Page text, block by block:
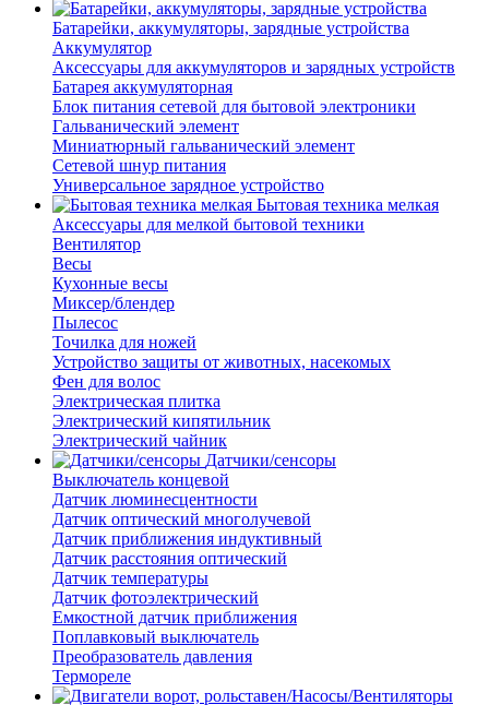
Батарейки, аккумуляторы, зарядные устройства
Аккумулятор
Аксессуары для аккумуляторов и зарядных устройств
Батарея аккумуляторная
Блок питания сетевой для бытовой электроники
Гальванический элемент
Миниатюрный гальванический элемент
Сетевой шнур питания
Универсальное зарядное устройство
Бытовая техника мелкая
Аксессуары для мелкой бытовой техники
Вентилятор
Весы
Кухонные весы
Миксер/блендер
Пылесос
Точилка для ножей
Устройство защиты от животных, насекомых
Фен для волос
Электрическая плитка
Электрический кипятильник
Электрический чайник
Датчики/сенсоры
Выключатель концевой
Датчик люминесцентности
Датчик оптический многолучевой
Датчик приближения индуктивный
Датчик расстояния оптический
Датчик температуры
Датчик фотоэлектрический
Емкостной датчик приближения
Поплавковый выключатель
Преобразователь давления
Термореле